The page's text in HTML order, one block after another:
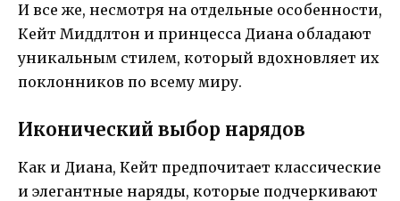
И все же, несмотря на отдельные особенности,
Кейт Миддлтон и принцесса Диана обладают
уникальным стилем, который вдохновляет их
поклонников по всему миру.
Иконический выбор нарядов
Как и Диана, Кейт предпочитает классические
и элегантные наряды, которые подчеркивают